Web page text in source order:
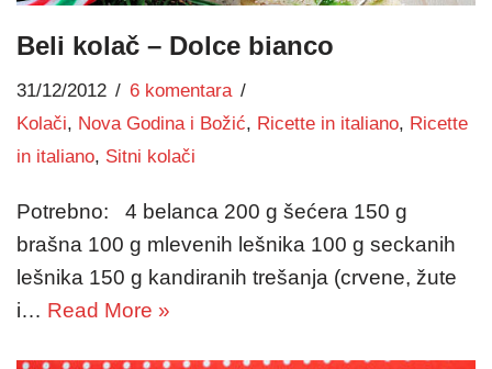
Beli kolač – Dolce bianco
31/12/2012
6 komentara
Kolači, Nova Godina i Božić, Ricette in italiano, Ricette
in italiano, Sitni kolači
Potrebno: 4 belanca 200 g šećera 150 g
brašna 100 g mlevenih lešnika 100 g seckanih
lešnika 150 g kandiranih trešanja (crvene, žute
i… Read More »